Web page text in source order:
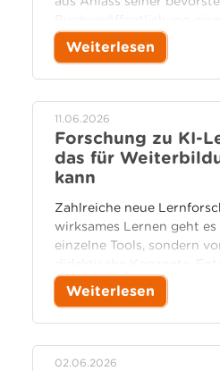
Online-Vortrag an.
Weiterlesen
11.06.2026
Forschung zu KI-
das für
kann
Zahlreiche neue
wirksames Lernen geht
einzelne Tools, sondern
demnach weniger, ob KI
sondern wie
und programmatisch
tatsächlich relevante
Weiterlesen
02.06.2026